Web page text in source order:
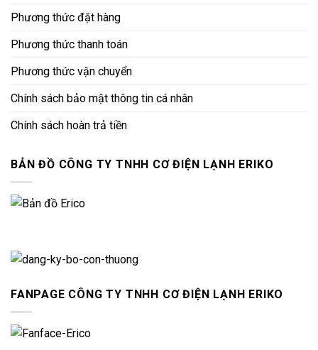
Phương thức đặt hàng
Phương thức thanh toán
Phương thức vận chuyển
Chính sách bảo mật thông tin cá nhân
Chính sách hoàn trả tiền
BẢN ĐỒ CÔNG TY TNHH CƠ ĐIỆN LẠNH ERIKO
FANPAGE CÔNG TY TNHH CƠ ĐIỆN LẠNH ERIKO